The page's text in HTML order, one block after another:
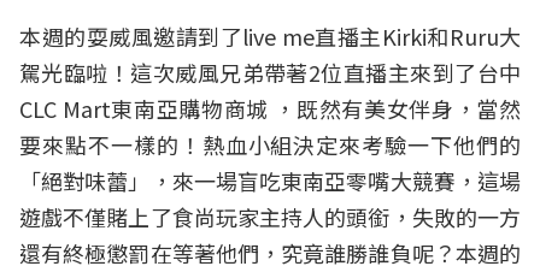
本週的耍威風邀請到了live me直播主Kirki和Ruru大
駕光臨啦！這次威風兄弟帶著2位直播主來到了台中
CLC Mart東南亞購物商城 ，既然有美女伴身，當然
要來點不一樣的！熱血小組決定來考驗一下他們的
「絕對味蕾」，來一場盲吃東南亞零嘴大競賽，這場
遊戲不僅賭上了食尚玩家主持人的頭銜，失敗的一方
還有終極懲罰在等著他們，究竟誰勝誰負呢？本週的